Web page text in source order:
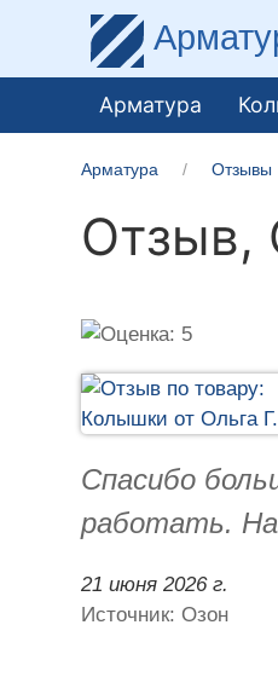
Арматура
Арматура Отзывы
Отзыв,
Спасибо
работать.
21 июня 2026 г.
Источник: Озон